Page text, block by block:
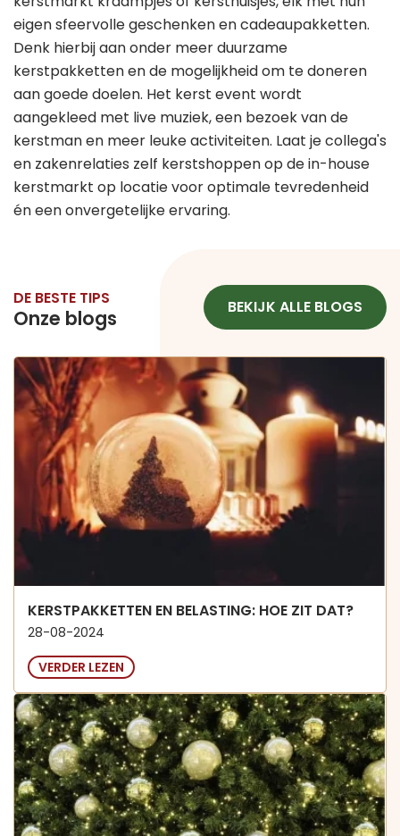
eigen sfeervolle geschenken en cadeaupakketten.
Denk hierbij aan onder meer duurzame
kerstpakketten en de mogelijkheid om te doneren
aan goede doelen. Het kerst event wordt
aangekleed met live muziek, een bezoek van de
kerstman en meer leuke activiteiten. Laat je collega's
en zakenrelaties zelf kerstshoppen op de in-house
kerstmarkt op locatie voor optimale tevredenheid
én een onvergetelijke ervaring.
DE BESTE TIPS
Onze blogs BEKIJK ALLE BLOGS
KERSTPAKKETTEN EN BELASTING: HOE ZIT DAT?
28-08-2024
VERDER LEZEN